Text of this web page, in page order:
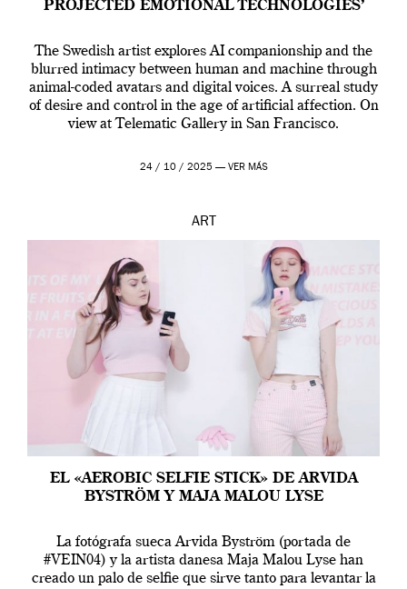
PROJECTED EMOTIONAL TECHNOLOGIES’
The Swedish artist explores AI companionship and the
blurred intimacy between human and machine through
animal-coded avatars and digital voices. A surreal study
of desire and control in the age of artificial affection. On
view at Telematic Gallery in San Francisco.
24 / 10 / 2025 — VER MÁS
ART
EL «AEROBIC SELFIE STICK» DE ARVIDA
BYSTRÖM Y MAJA MALOU LYSE
La fotógrafa sueca Arvida Byström (portada de
#VEIN04) y la artista danesa Maja Malou Lyse han
creado un palo de selfie que sirve tanto para levantar la